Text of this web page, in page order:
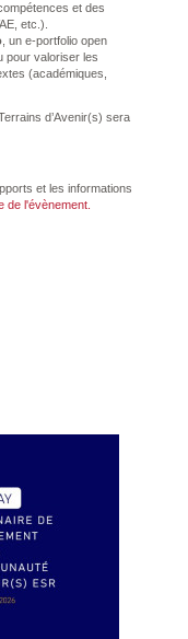
et des
etc.).
, un e-portfolio open
pour valoriser les
(académiques,
d’Avenir(s) sera
et les informations
de l'évènement.